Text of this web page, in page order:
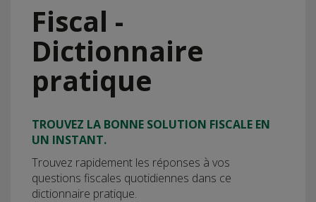
Fiscal -
Dictionnaire
pratique
TROUVEZ LA BONNE SOLUTION FISCALE EN
UN INSTANT.
Trouvez rapidement les réponses à vos
questions fiscales quotidiennes dans ce
dictionnaire pratique.